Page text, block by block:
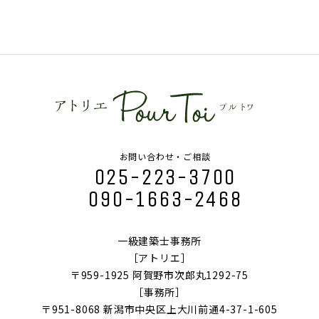
お問い合わせ・ご相談
025-223-3700
090-1663-2468
一級建築士事務所
［アトリエ］
〒959-1925 阿賀野市次郎丸1292-75
［事務所］
〒951-8068 新潟市中央区上大川前通4-37-1-605